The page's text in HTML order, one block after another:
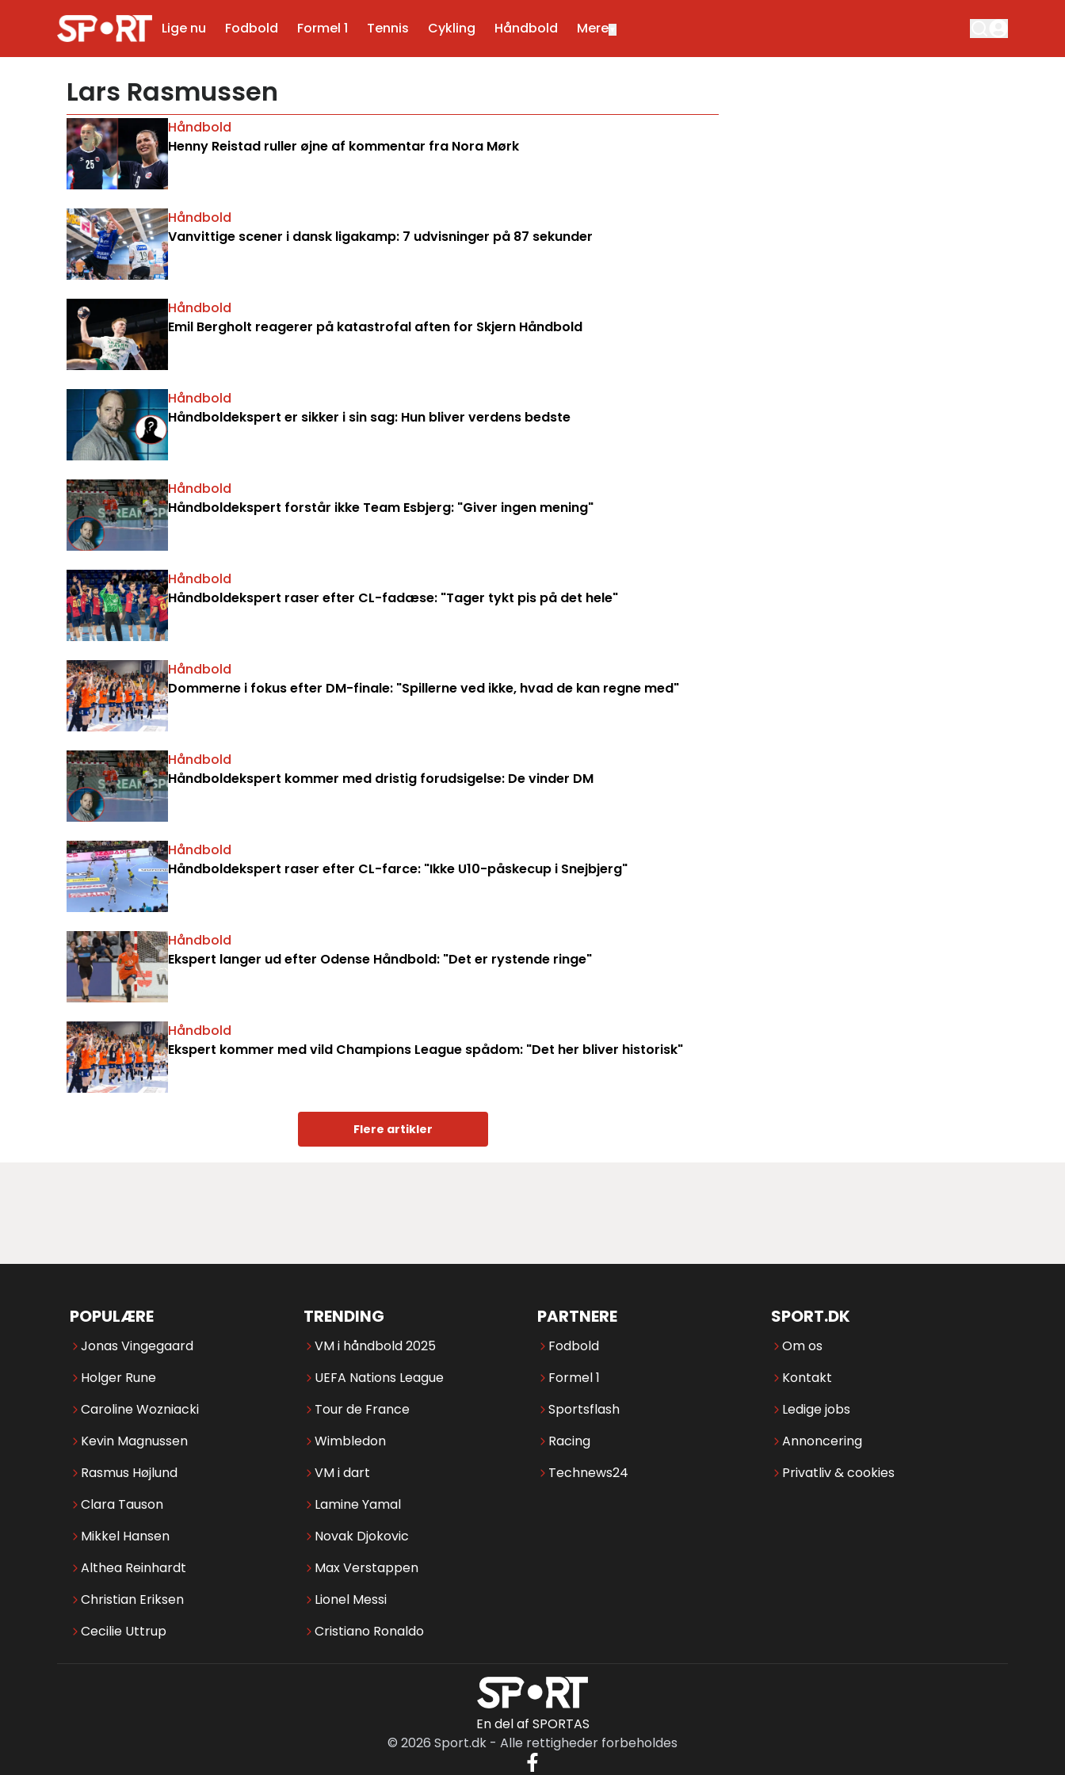
Lige nu Fodbold Formel 1 Tennis Cykling Håndbold Mere
Lars Rasmussen
Håndbold
Henny Reistad ruller øjne af kommentar fra Nora Mørk
Håndbold
Vanvittige scener i dansk ligakamp: 7 udvisninger på 87 sekunder
Håndbold
Emil Bergholt reagerer på katastrofal aften for Skjern Håndbold
Håndbold
Håndboldekspert er sikker i sin sag: Hun bliver verdens bedste
Håndbold
Håndboldekspert forstår ikke Team Esbjerg: "Giver ingen mening"
Håndbold
Håndboldekspert raser efter CL-fadæse: "Tager tykt pis på det hele"
Håndbold
Dommerne i fokus efter DM-finale: "Spillerne ved ikke, hvad de kan regne med"
Håndbold
Håndboldekspert kommer med dristig forudsigelse: De vinder DM
Håndbold
Håndboldekspert raser efter CL-farce: "Ikke U10-påskecup i Snejbjerg"
Håndbold
Ekspert langer ud efter Odense Håndbold: "Det er rystende ringe"
Håndbold
Ekspert kommer med vild Champions League spådom: "Det her bliver historisk"
Flere artikler
POPULÆRE
Jonas Vingegaard
Holger Rune
Caroline Wozniacki
Kevin Magnussen
Rasmus Højlund
Clara Tauson
Mikkel Hansen
Althea Reinhardt
Christian Eriksen
Cecilie Uttrup
TRENDING
VM i håndbold 2025
UEFA Nations League
Tour de France
Wimbledon
VM i dart
Lamine Yamal
Novak Djokovic
Max Verstappen
Lionel Messi
Cristiano Ronaldo
PARTNERE
Fodbold
Formel 1
Sportsflash
Racing
Technews24
SPORT.DK
Om os
Kontakt
Ledige jobs
Annoncering
Privatliv & cookies
En del af SPORTAS
© 2026 Sport.dk - Alle rettigheder forbeholdes